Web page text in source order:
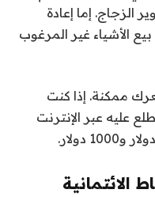
الزجاج. إما إعادة
الأشياء غير المرغوب
ممكنة. إذا كنت
عليه عبر الإنترنت
الائتمانية